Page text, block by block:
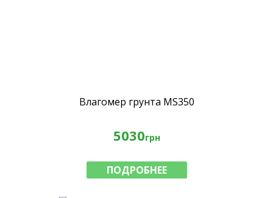
Влагомер грунта MS350
5030грн
ПОДРОБНЕЕ